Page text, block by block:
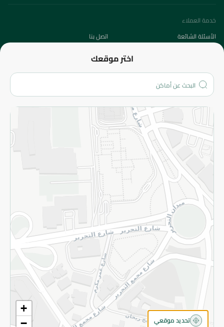
اختر موقعك
+
−
تحديد موقعي
خدمة العملاء
الأسئلة الشائعة
اتصل بنا
من نحن؟
الفروع
المزيد
الاسترجاع
سياسة الاستخدام
سياسة الخصوصية
قم بالتسجيل للنشرة
©2026 - Spinneys | جميع الحقوق محفوظة